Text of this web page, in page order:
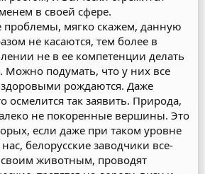
в своей сфере.
проблемы, мягко скажем, данную
не касаются, тем более в
не в ее компетенции делать
подумать, что у них все
рождаются. Даже
осмелится так заявить. Природа,
не покоренные вершины. Это
если даже при таком уровне
белорусские заводчики все-
своим животным, проводят